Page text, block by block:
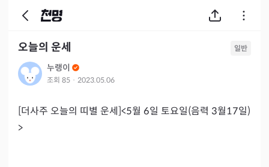
오늘의 운세 일반
누랭이
조회 85 · 2023.05.06
[더사주 오늘의 띠별 운세]<5월 6일 토요일(음력 3월17일)
>